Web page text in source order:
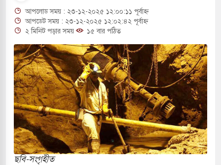
অনুমতি ছাড়াই চলছে অবৈধ খেয়া নৌকা টোল আদায়
কুলাউড়া সীমান্তে বিএসএফের গুলিতে বাংলাদেশি
‘গঙ্গা জল’ ঢালার ঘোষণা হিন্দু রক্ষা দলের
কাছে দোয়া চাইলেন প্রধানমন্ত্রী তারেক রহমান
দক্ষিণ সুদান ও আবেই গেলেন সেনাপ্রধান
ফ্রি ব্যবহারকারীদের জন্য মেসেজ লিমিট তুলে নিল
আপলোড সময় : ২৩-১২-২০২৫ ১২:০০:১১ পূর্বাহ্ন
আপডেট সময় : ২৩-১২-২০২৫ ১২:০২:৪২ পূর্বাহ্ন
২ মিনিট পড়ার সময়
১৫ বার পঠিত
ছবি-সংগৃহীত